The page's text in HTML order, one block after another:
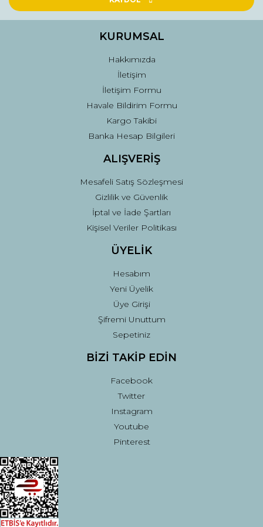
Ürün fiyatı diğer sitelerden daha pahalı.
Gönder
KURUMSAL
Hakkımızda
İletişim
İletişim Formu
Havale Bildirim Formu
Kargo Takibi
Banka Hesap Bilgileri
ALIŞVERİŞ
Mesafeli Satış Sözleşmesi
Gizlilik ve Güvenlik
İptal ve İade Şartları
Kişisel Veriler Politikası
ÜYELİK
Hesabım
Yeni Üyelik
Üye Girişi
Şifremi Unuttum
Sepetiniz
BİZİ TAKİP EDİN
Facebook
Twitter
Instagram
Youtube
Pinterest